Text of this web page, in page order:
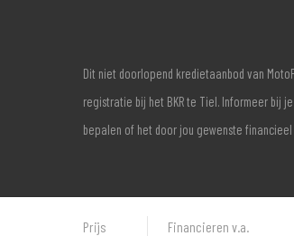
Dit niet doorlopend kredietaanbod van
registratie bij het BKR te Tiel. Informeer bij
bepalen of het door jou gewenste
Prijs
Financieren v.a.